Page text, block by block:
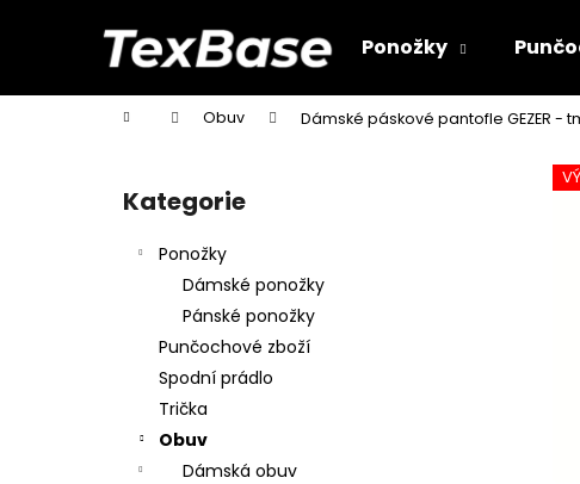
Ponožky
Domů Obuv Dámské páskové pantofle GEZER -
Přeskočit
kategorie
Kategorie
Ponožky
Dámské ponožky
Pánské ponožky
Punčochové zboží
Spodní prádlo
Trička
Obuv
Dámská obuv
í
Zpět
do
Zpět
do